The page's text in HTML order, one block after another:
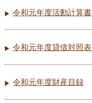
令和元年度活動計算書
令和元年度貸借対照表
令和元年度財産目録